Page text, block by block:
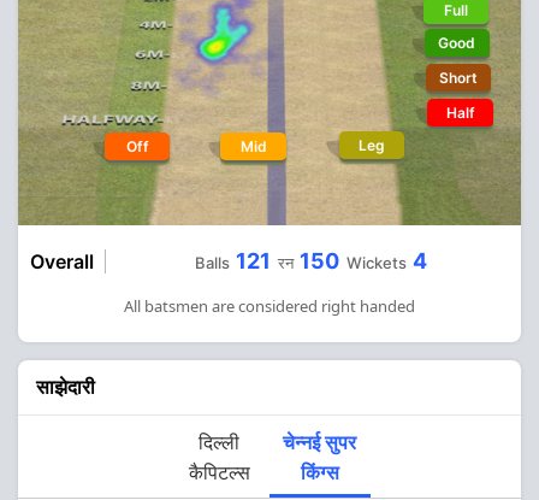
Off Mid Leg
Full
Good
Short
Half
Overall Balls 121 रन 150 Wickets 4
All batsmen are considered right handed
साझेदारी
दिल्ली
कैपिटल्स
चेन्नई सुपर
किंग्स